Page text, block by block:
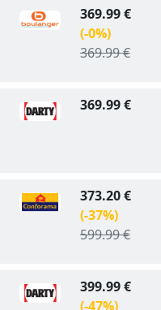
369.99 €
(-0%)
369.99 €
369.99 €
373.20 €
(-37%)
599.99 €
399.99 €
(-47%)